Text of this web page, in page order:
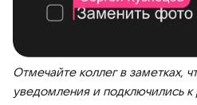
Отмечайте коллег в заметках,
уведомления и подключились